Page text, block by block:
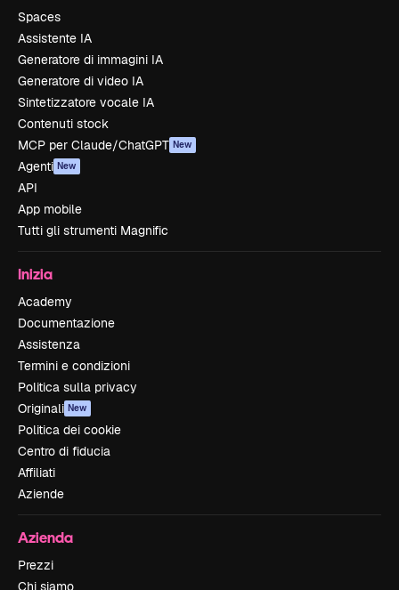
Spaces
Assistente IA
Generatore di immagini IA
Generatore di video IA
Sintetizzatore vocale IA
Contenuti stock
MCP per Claude/ChatGPT New
Agenti New
API
App mobile
Tutti gli strumenti Magnific
Inizia
Academy
Documentazione
Assistenza
Termini e condizioni
Politica sulla privacy
Originali New
Politica dei cookie
Centro di fiducia
Affiliati
Aziende
Azienda
Prezzi
Chi siamo